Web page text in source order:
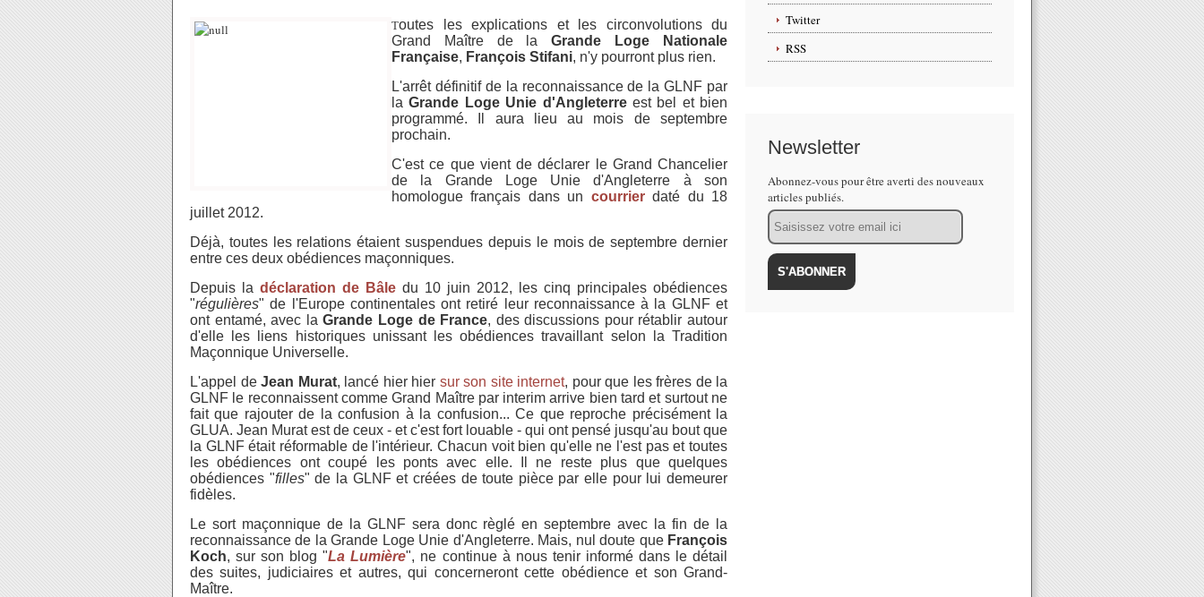
Toutes les explications et les circonvolutions du
Grand Maître de laGrande Loge Nationale
Française, François Stifani, n'y pourront plus rien.
L'arrêt définitif de la reconnaissance de la GLNF par
laGrande Loge Unie d'Angleterreest bel et bien
programmé. Il aura lieu au mois de septembre
prochain.
C'est ce que vient de déclarer le Grand Chancelier
de la Grande Loge Unie d'Angleterre à son
homologue français dans un courrierdaté du 18
juillet 2012.
Déjà, toutes les relations étaient suspendues depuis le mois de septembre dernier
entre ces deux obédiences maçonniques.
Depuis la déclaration de Bâle du 10 juin 2012, les cinq principales obédiences
"régulières" de l'Europe continentales ont retiré leur reconnaissance à la GLNF et
ont entamé, avec laGrande Loge de France, des discussions pour rétablir autour
d'elle les liens historiques unissant les obédiences travaillant selon la Tradition
Maçonnique Universelle.
L'appel de Jean Murat, lancé hier hier sur son site internet, pour que les frères de la
GLNF le reconnaissent comme Grand Maître par interim arrive bien tard et surtout ne
fait que rajouter de la confusion à la confusion... Ce que reproche précisément la
GLUA. Jean Murat est de ceux - et c'est fort louable - qui ont pensé jusqu'au bout que
la GLNF était réformable de l'intérieur. Chacun voit bien qu'elle ne l'est pas et toutes
les obédiences ont coupé les ponts avec elle. Il ne reste plus que quelques
obédiences "filles" de la GLNF et créées de toute pièce par elle pour lui demeurer
fidèles.
Le sort maçonnique de la GLNF sera donc règlé en septembre avec la fin de la
reconnaissance de la Grande Loge Unie d'Angleterre. Mais, nul doute que François
Koch, sur son blog "La Lumière", ne continue à nous tenir informé dans le détail
des suites, judiciaires et autres, qui concerneront cette obédience et son Grand-
Maître.
Twitter
RSS
Newsletter
Abonnez-vous pour être averti des nouveaux
articles publiés.
Email